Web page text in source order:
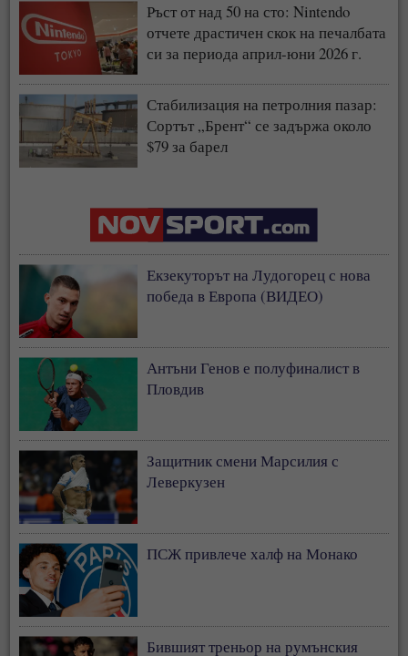
Ръст от над 50 на сто: Nintendo
отчете драстичен скок на печалбата
си за периода април-юни 2026 г.
Стабилизация на петролния пазар:
Сортът „Брент“ се задържа около
$79 за барел
Екзекуторът на Лудогорец с нова
победа в Европа (ВИДЕО)
Антъни Генов е полуфиналист в
Пловдив
Защитник смени Марсилия с
Леверкузен
ПСЖ привлече халф на Монако
Бившият треньор на румънския